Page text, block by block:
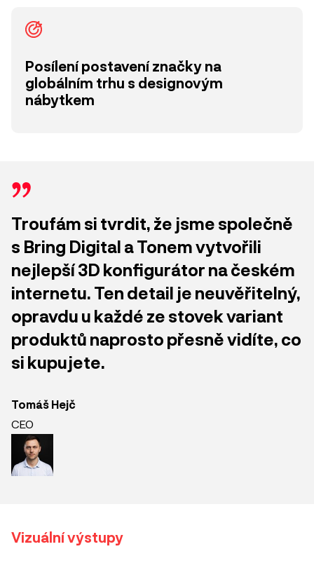
Posílení postavení značky na
globálním trhu s designovým
nábytkem
Troufám si tvrdit, že jsme společně
s Bring Digital a Tonem vytvořili
nejlepší 3D konfigurátor na českém
internetu. Ten detail je neuvěřitelný,
opravdu u každé ze stovek variant
produktů naprosto přesně vidíte, co
si kupujete.
Tomáš Hejč
CEO
Vizuální výstupy